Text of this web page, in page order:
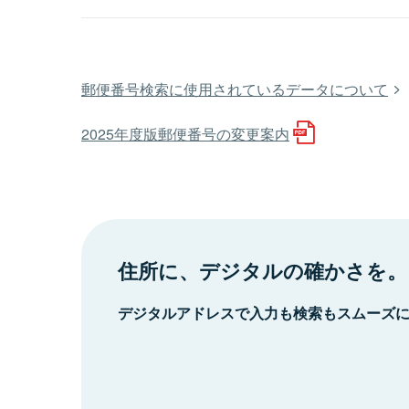
郵便番号検索に使用されているデータについて
2025年度版郵便番号の変更案内
住所に、デジタルの確かさを。
デジタルアドレスで入力も検索もスムーズ